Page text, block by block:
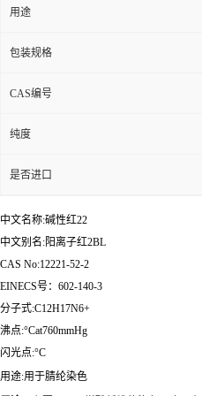
用途
包装规格
CAS编号
纯度
是否进口
中文名称:碱性红22
中文别名:阳离子红2BL
CAS No:12221-52-2
EINECS号：602-140-3
分子式:C12H17N6+
沸点:°Cat760mmHg
闪光点:°C
用途:用于腈纶染色